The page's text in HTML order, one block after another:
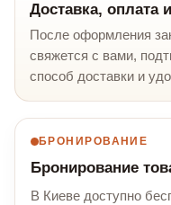
Доставка, оплата
После оформления
свяжется с вами,
способ доставки и
БРОНИРОВАНИЕ
Бронирование
В Киеве доступно